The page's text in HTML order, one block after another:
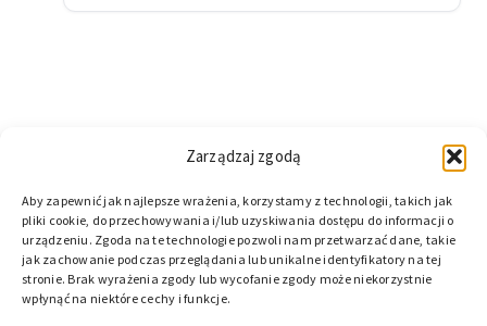
Zarządzaj zgodą
Aby zapewnić jak najlepsze wrażenia, korzystamy z technologii, takich jak
pliki cookie, do przechowywania i/lub uzyskiwania dostępu do informacji o
urządzeniu. Zgoda na te technologie pozwoli nam przetwarzać dane, takie
jak zachowanie podczas przeglądania lub unikalne identyfikatory na tej
stronie. Brak wyrażenia zgody lub wycofanie zgody może niekorzystnie
wpłynąć na niektóre cechy i funkcje.
© 2026 DZIWNOW.NET. Wszelkie prawa zastrzeżone.